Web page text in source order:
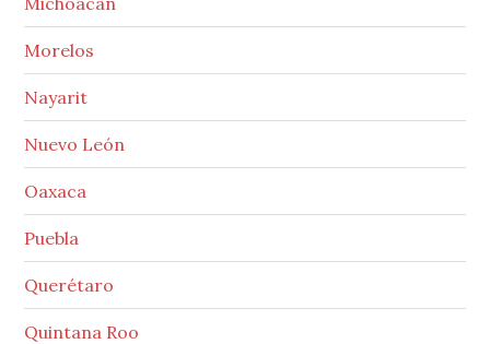
Morelos
Nayarit
Nuevo León
Oaxaca
Puebla
Querétaro
Quintana Roo